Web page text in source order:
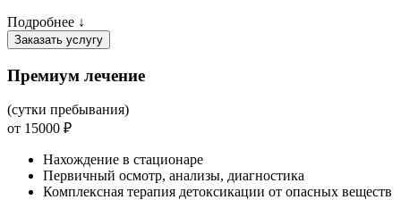
Подробнее ↓
Заказать услугу
Премиум лечение
(сутки пребывания)
от 15000 ₽
Нахождение в стационаре
Первичный осмотр, анализы, диагностика
Комплексная терапия детоксикации от опасных веществ